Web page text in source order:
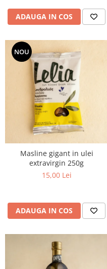
ADAUGA IN COS
NOU
Masline gigant in ulei
extravirgin 250g
15,00 Lei
ADAUGA IN COS